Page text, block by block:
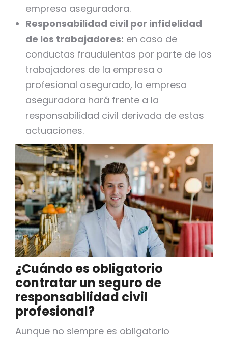
empresa aseguradora.
Responsabilidad civil por infidelidad
de los trabajadores: en caso de
conductas fraudulentas por parte de los
trabajadores de la empresa o
profesional asegurado, la empresa
aseguradora hará frente a la
responsabilidad civil derivada de estas
actuaciones.
¿Cuándo es obligatorio
contratar un seguro de
responsabilidad civil
profesional?
Aunque no siempre es obligatorio